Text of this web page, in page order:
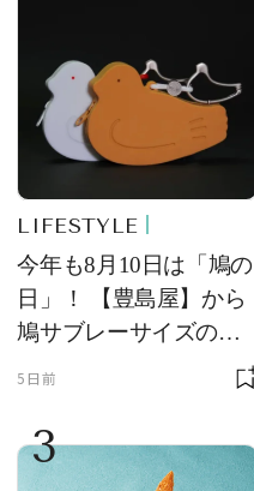
LIFESTYLE
今年も8月10日は「鳩の
日」！ 【豊島屋】から
鳩サブレーサイズのポ
ーチ「はとっこ」を限
5日前
3